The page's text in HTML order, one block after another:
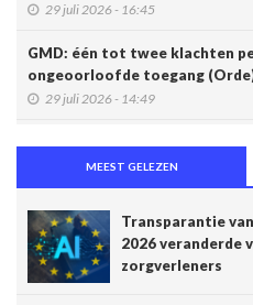
29 juli 2026 - 16:45
GMD: één tot twee klachten
ongeoorloofde toegang
29 juli 2026 - 14:49
Belgische connected box
zorgverleners
15 juli 2026 - 11:24
Een op de vijf Amerikaanse
chatbot voor zijn of haar
14 juli 2026 - 17:29
MEEST GELEZEN
Transparantie
2026 veranderde
zorgverleners